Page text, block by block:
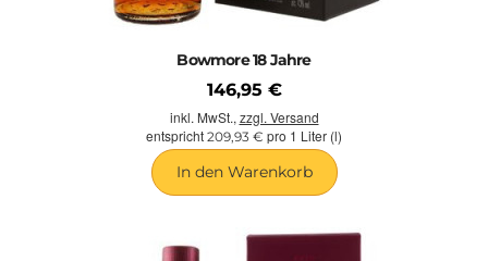
Bowmore 18 Jahre
146,95 €
inkl. MwSt., zzgl. Versand
entspricht 209,93 € pro 1 Liter (l)
In den Warenkorb